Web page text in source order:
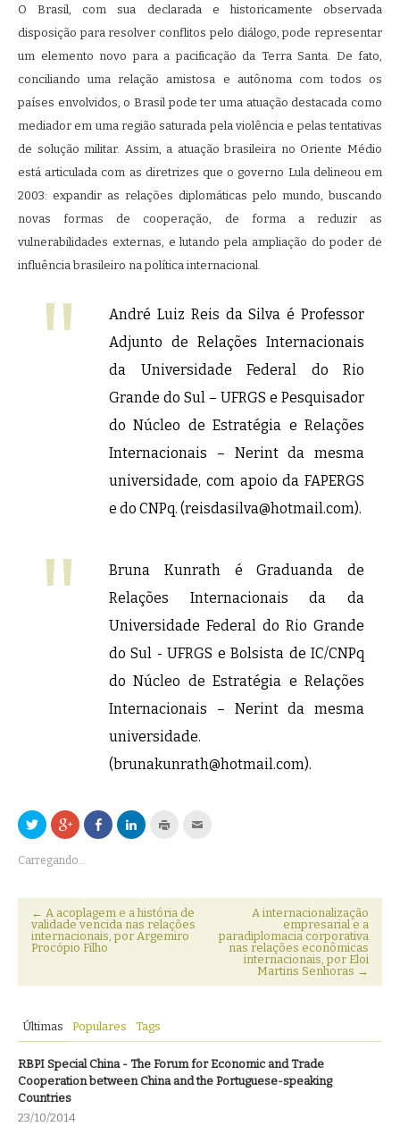
O Brasil, com sua declarada e historicamente observada
disposição para resolver conflitos pelo diálogo, pode representar
um elemento novo para a pacificação da Terra Santa. De fato,
conciliando uma relação amistosa e autônoma com todos os
países envolvidos, o Brasil pode ter uma atuação destacada como
mediador em uma região saturada pela violência e pelas tentativas
de solução militar. Assim, a atuação brasileira no Oriente Médio
está articulada com as diretrizes que o governo Lula delineou em
2003: expandir as relações diplomáticas pelo mundo, buscando
novas formas de cooperação, de forma a reduzir as
vulnerabilidades externas, e lutando pela ampliação do poder de
influência brasileiro na política internacional.
André Luiz Reis da Silva é Professor
Adjunto de Relações Internacionais
da Universidade Federal do Rio
Grande do Sul – UFRGS e Pesquisador
do Núcleo de Estratégia e Relações
Internacionais – Nerint da mesma
universidade, com apoio da FAPERGS
e do CNPq. (reisdasilva@hotmail.com).
Bruna Kunrath é Graduanda de
Relações Internacionais da da
Universidade Federal do Rio Grande
do Sul - UFRGS e Bolsista de IC/CNPq
do Núcleo de Estratégia e Relações
Internacionais – Nerint da mesma
universidade.
(brunakunrath@hotmail.com).
Clique
para
compartilhar
no
Twitter(abre
janela)
Compartilhe
no
Google+
(abre
em
Compartilhar
no
Facebook(abre
Clique
para
janela)
Clique
para
amigo(abre
Carregando...
← A acoplagem e a história de
validade vencida nas relações
internacionais, por Argemiro
Procópio Filho
A internacionalização
empresarial e a
paradiplomacia corporativa
nas relações econômicas
internacionais, por Eloi
Martins Senhoras →
Últimas Populares Tags
RBPI Special China - The Forum for Economic and Trade
Cooperation between China and the Portuguese-speaking
Countries
23/10/2014